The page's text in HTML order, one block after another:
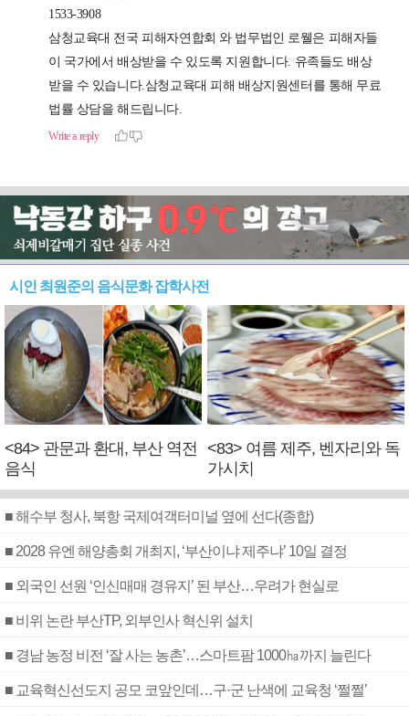
시인 최원준의 음식문화 잡학사전
<84> 관문과 환대, 부산 역전
음식
<83> 여름 제주, 벤자리와 독
가시치
■ 해수부 청사, 북항 국제여객터미널 옆에 선다(종합)
■ 2028 유엔 해양총회 개최지, ‘부산이냐 제주냐’ 10일 결정
■ 외국인 선원 ‘인신매매 경유지’ 된 부산…우려가 현실로
■ 비위 논란 부산TP, 외부인사 혁신위 설치
■ 경남 농정 비전 ‘잘 사는 농촌’…스마트팜 1000㏊까지 늘린다
■ 교육혁신선도지 공모 코앞인데…구·군 난색에 교육청 ‘쩔쩔’